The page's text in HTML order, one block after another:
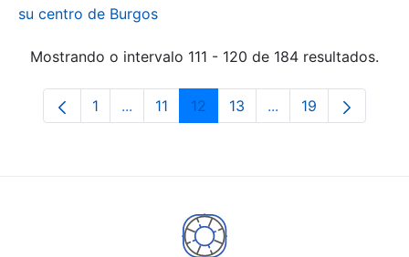
su centro de Burgos
Mostrando o intervalo 111 - 120 de 184 resultados.
Páxina
1 ...Páxinas intermedias Use pestaña para
Páxina
11 Páxina
12 Páxina
13 ...PáxinasPáxina
19